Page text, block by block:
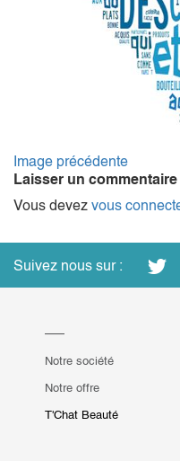
Image précédente
Laisser un commentaire
Vous devez vous
Suivez nous sur :
Notre société
Notre offre
T'Chat Beauté